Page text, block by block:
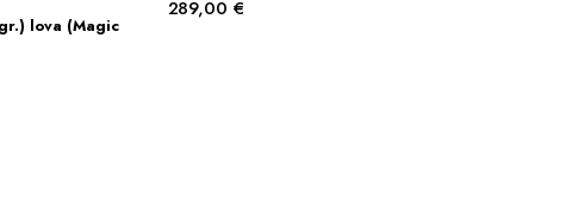
lova (Magic
289,00€